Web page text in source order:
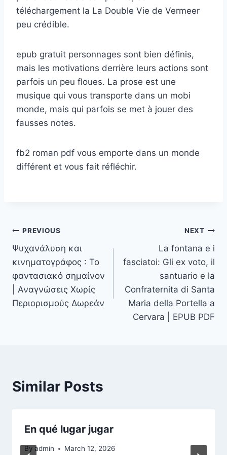
téléchargement la La Double Vie de Vermeer
peu crédible.
epub gratuit personnages sont bien définis,
mais les motivations derrière leurs actions sont
parfois un peu floues. La prose est une
musique qui vous transporte dans un mobi
monde, mais qui parfois se met à jouer des
fausses notes.
fb2 roman pdf vous emporte dans un monde
différent et vous fait réfléchir.
PREVIOUS
Ψυχανάλυση και
κινηματογράφος : Το
φαντασιακό σημαίνον
| Αναγνώσεις Χωρίς
Περιορισμούς Δωρεάν
NEXT
La fontana e i
fasciatoi: Gli ex voto, il
santuario e la
Confraternita di Santa
Maria della Portella a
Cervara | EPUB PDF
Similar Posts
En qué lugar jugar
By admin March 12, 2026